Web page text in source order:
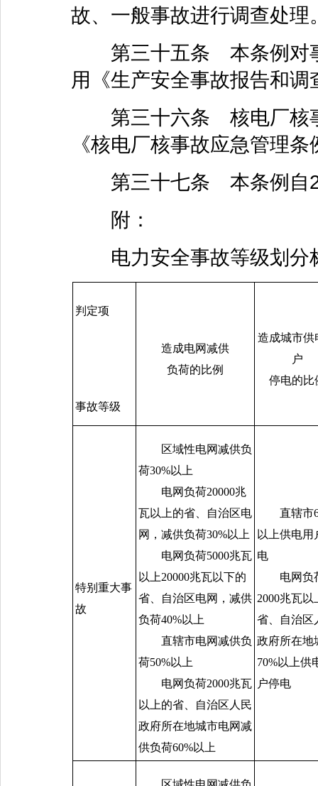
故、一般事故进行调查处理
第三十五条 本条例对事
用《生产安全事故报告和
第三十六条 核电厂核事
《核电厂核事故应急管理
第三十七条 本条例自
附：
电力安全事故等级划分
判定项
事故等级
造成电网减供
负荷的比例
造成城市供
户
停电的比
特别重大事
故
区域性电网减供负
荷30%以上
电网负荷20000兆
瓦以上的省、自治区电
网，减供负荷30%以上
电网负荷5000兆瓦
以上20000兆瓦以下的
省、自治区电网，减供
负荷40%以上
直辖市电网减供负
荷50%以上
电网负荷2000兆瓦
以上的省、自治区人民
政府所在地城市电网减
供负荷60%以上
直辖市
以上供电用
电
电网负
2000兆瓦以
省、自治区
政府所在地
70%以上供
户停电